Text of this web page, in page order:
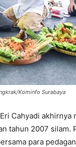
Kominfo Surabaya
Cahyadi
tahun 2007 silam.
para